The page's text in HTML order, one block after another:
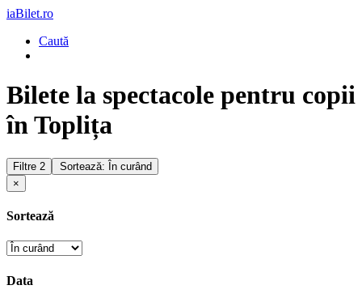
iaBilet.ro
Caută
Bilete la spectacole pentru copii
în Toplița
Filtre 2
Sortează: În curând
×
Sortează
Data